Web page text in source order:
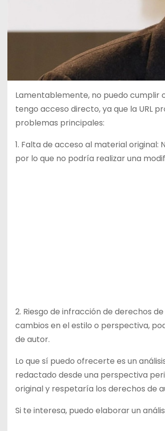
Lamentablemente, no puedo cumplir
tengo acceso directo, ya que la URL
problemas principales:
1. Falta de acceso al material
por lo que no podría realizar una
2. Riesgo de infracción de derechos
cambios en el estilo o perspectiva,
de autor.
Lo que sí puedo ofrecerte es un
redactado desde una perspectiva
original y respetaría los derechos de
Si te interesa, puedo elaborar un